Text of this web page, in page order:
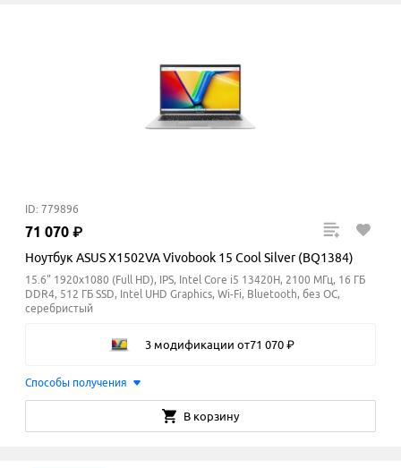
ID: 779896
71 070 ₽
Ноутбук ASUS X1502VA Vivobook 15 Cool Silver (BQ1384)
15.6" 1920x1080 (Full HD), IPS, Intel Core i5 13420H, 2100 МГц, 16 ГБ
DDR4, 512 ГБ SSD, Intel UHD Graphics, Wi-Fi, Bluetooth, без ОС,
серебристый
3 модификации от71 070 ₽
Способы получения
В корзину